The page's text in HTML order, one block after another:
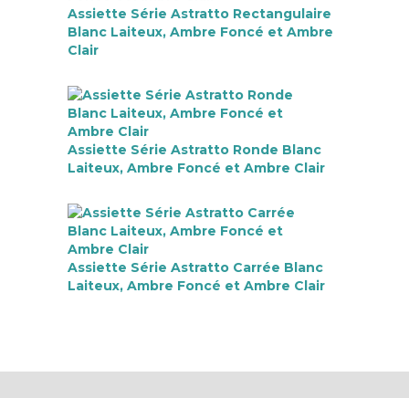
Assiette Série Astratto Rectangulaire
Blanc Laiteux, Ambre Foncé et Ambre
Clair
Assiette Série Astratto Ronde Blanc
Laiteux, Ambre Foncé et Ambre Clair
Assiette Série Astratto Carrée Blanc
Laiteux, Ambre Foncé et Ambre Clair